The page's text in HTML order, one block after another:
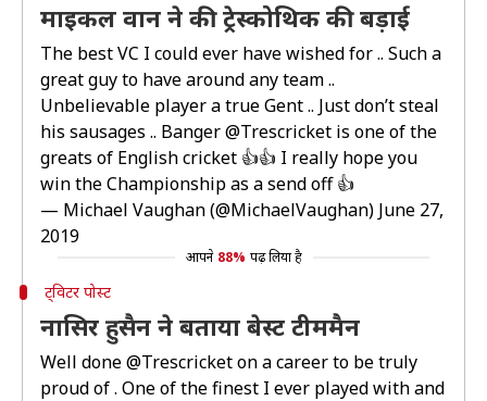
माइकल वान ने की ट्रेस्कोथिक की बड़ाई
The best VC I could ever have wished for .. Such a
great guy to have around any team ..
Unbelievable player a true Gent .. Just don’t steal
his sausages .. Banger@Trescricket is one of the
greats of English cricket 👍👍 I really hope you
win the Championship as a send off 👍
— Michael Vaughan (@MichaelVaughan) June 27,
2019
आपने 88% पढ़ लिया है
ट्विटर पोस्ट
नासिर हुसैन ने बताया बेस्ट टीममैन
Well done@Trescricketon a career to be truly
proud of . One of the finest I ever played with and